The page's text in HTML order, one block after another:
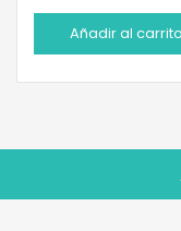
Añadir al carrito